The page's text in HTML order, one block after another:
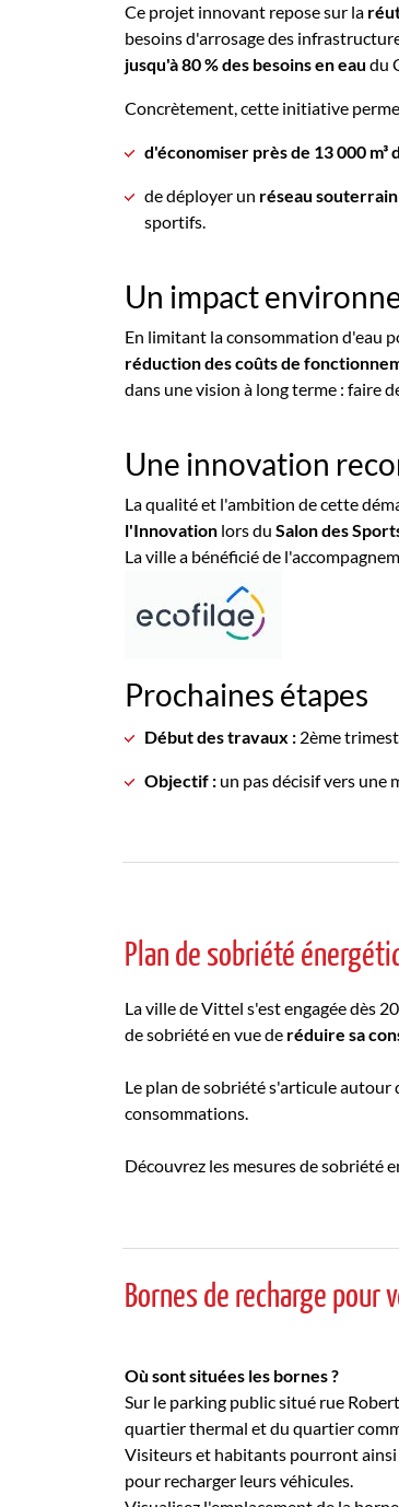
Ce projet innovant repose sur la
besoins d'arrosage des
jusqu'à 80 % des besoins en eau du
Concrètement, cette initiative
d'économiser près de 13 000 m³
de déployer un réseau
sportifs.
Un impact
En limitant la consommation d'eau
réduction des coûts de
dans une vision à long terme : faire
Une innovation
La qualité et l'ambition de cette
l'Innovation lors du Salon des
La ville a bénéficié de
Prochaines étapes
Début des travaux : 2ème
Objectif : un pas décisif vers
Plan de sobriété
La ville de Vittel s'est engagée dès
de sobriété en vue de réduire sa
Le plan de sobriété s'articule autour
consommations.
Découvrez les mesures de sobriété
Bornes de recharge pour
Où sont situées les bornes ?
Sur le parking public situé rue
quartier thermal et du quartier
Visiteurs et habitants pourront
pour recharger leurs véhicules.